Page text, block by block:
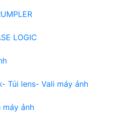
LOGIC
Túi lens- Vali máy ảnh
máy ảnh